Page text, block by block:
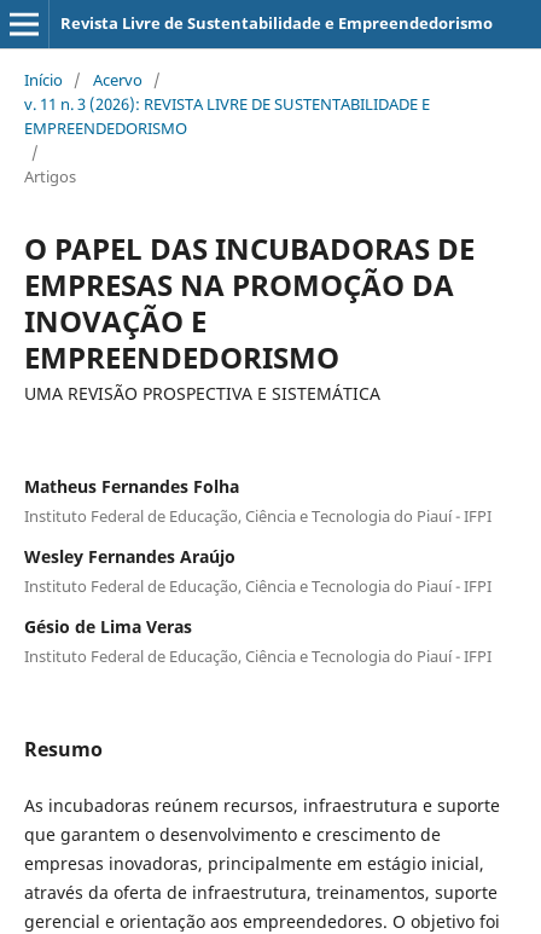
Revista Livre de Sustentabilidade e Empreendedorismo
Início / Acervo /
v. 11 n. 3 (2026): REVISTA LIVRE DE SUSTENTABILIDADE E
EMPREENDEDORISMO
/
Artigos
O PAPEL DAS INCUBADORAS DE
EMPRESAS NA PROMOÇÃO DA
INOVAÇÃO E
EMPREENDEDORISMO
UMA REVISÃO PROSPECTIVA E SISTEMÁTICA
Matheus Fernandes Folha
Instituto Federal de Educação, Ciência e Tecnologia do Piauí - IFPI
Wesley Fernandes Araújo
Instituto Federal de Educação, Ciência e Tecnologia do Piauí - IFPI
Gésio de Lima Veras
Instituto Federal de Educação, Ciência e Tecnologia do Piauí - IFPI
Resumo
As incubadoras reúnem recursos, infraestrutura e suporte
que garantem o desenvolvimento e crescimento de
empresas inovadoras, principalmente em estágio inicial,
através da oferta de infraestrutura, treinamentos, suporte
gerencial e orientação aos empreendedores. O objetivo foi